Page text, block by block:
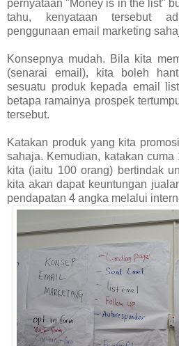
pernyataan "Money is in the list"
tahu, kenyataan tersebut
penggunaan email marketing
Konsepnya mudah. Bila kita
(senarai email), kita boleh
sesuatu produk kepada email
betapa ramainya prospek
tersebut.
Katakan produk yang kita
sahaja. Kemudian, katakan
kita (iaitu 100 orang) bertindak
kita akan dapat keuntungan
pendapatan 4 angka melalui